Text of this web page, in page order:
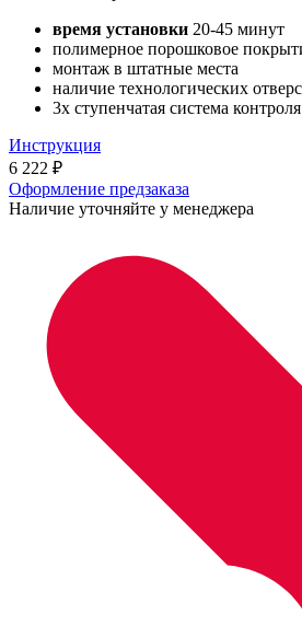
время установки 20-45 минут
полимерное порошковое
монтаж в штатные места
наличие технологических
3х ступенчатая система контроля
Инструкция
6 222 ₽
Оформление предзаказа
Наличие уточняйте у менеджера